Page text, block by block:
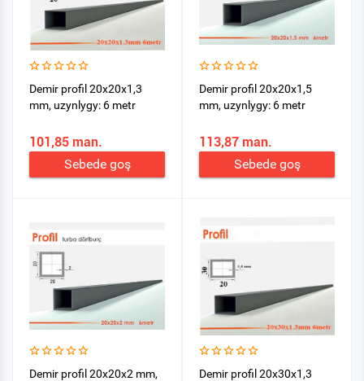
Demir profil 20x20x1,3
mm, uzynlygy: 6 metr
101,85 man.
Sebede goş
Demir profil 20x20x1,5
mm, uzynlygy: 6 metr
113,87 man.
Sebede goş
Demir profil 20x20x2 mm,
Demir profil 20x30x1,3